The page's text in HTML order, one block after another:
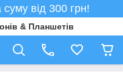
від 300 грн!
& Планшетів